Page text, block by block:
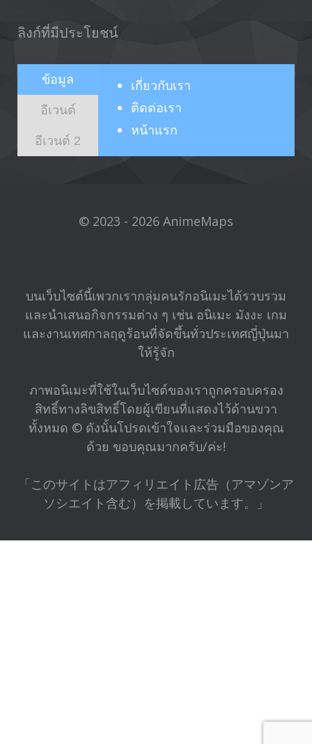
ลิงก์ที่มีประโยชน์
ข้อมูล
อีเวนต์
อีเวนต์ 2
เกี่ยวกับเรา
ติดต่อเรา
หน้าแรก
© 2023 - 2026 AnimeMaps
บนเว็บไซต์นี้เพวกเรากลุ่มคนรักอนิเมะได้รวบรวม
และนำเสนอกิจกรรมต่าง ๆ เช่น อนิเมะ มังงะ เกม
และงานเทศกาลฤดูร้อนที่จัดขึ้นทั่วประเทศญี่ปุ่นมา
ให้รู้จัก
ภาพอนิเมะที่ใช้ในเว็บไซต์ของเราถูกครอบครอง
สิทธิ์ทางลิขสิทธิ์โดยผู้เขียนที่แสดงไว้ด้านขวา
ทั้งหมด © ดังนั้นโปรดเข้าใจและร่วมมือของคุณ
ด้วย ขอบคุณมากครับ/ค่ะ!
「このサイトはアフィリエイト広告（アマゾンア
ソシエイト含む）を掲載しています。」